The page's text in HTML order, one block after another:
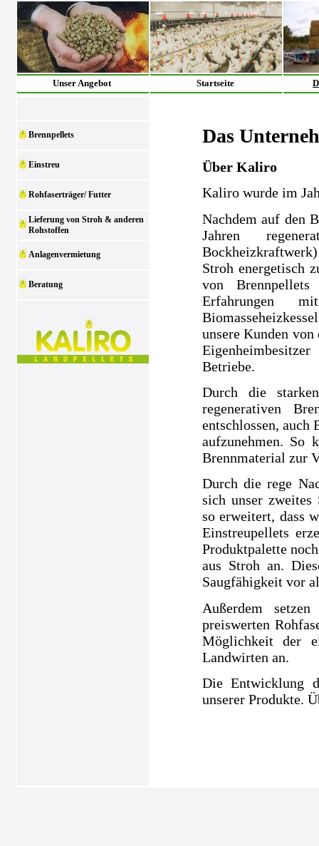
Unser Angebot Startseite
Brennpellets
Einstreu
Rohfaserträger/ Futter
Lieferung von Stroh & anderen
Rohstoffen
Anlagenvermietung
Beratung
Das
Über Kaliro
Kaliro wurde im
Nachdem auf den
Jahren
Stroh energetisch
von
Erfahrungen
unsere Kunden
Betriebe.
Durch die
regenerativen
entschlossen, auch
aufzunehmen. So
Brennmaterial zur
Durch die rege
sich unser zweites
so erweitert, dass
Einstreupellets
Produktpalette
aus Stroh an.
Saugfähigkeit vor
Außerdem
preiswerten
Möglichkeit der
Landwirten an.
Die Entwicklung
unserer Produkte.